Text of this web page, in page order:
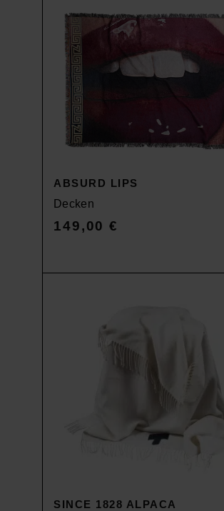
ABSURD LIPS
Decken
149,00€
SINCE 1828 ALPACA